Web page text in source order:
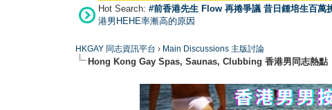
Hot Search: #前香港先生 Flow 再捲爭議 昔日鍾培生百萬
港男HEHE率漸高的原因
HKGAY 同志資訊平台 › Main Discussions 主版討論
Hong Kong Gay Spas, Saunas, Clubbing 香港男同志熱點